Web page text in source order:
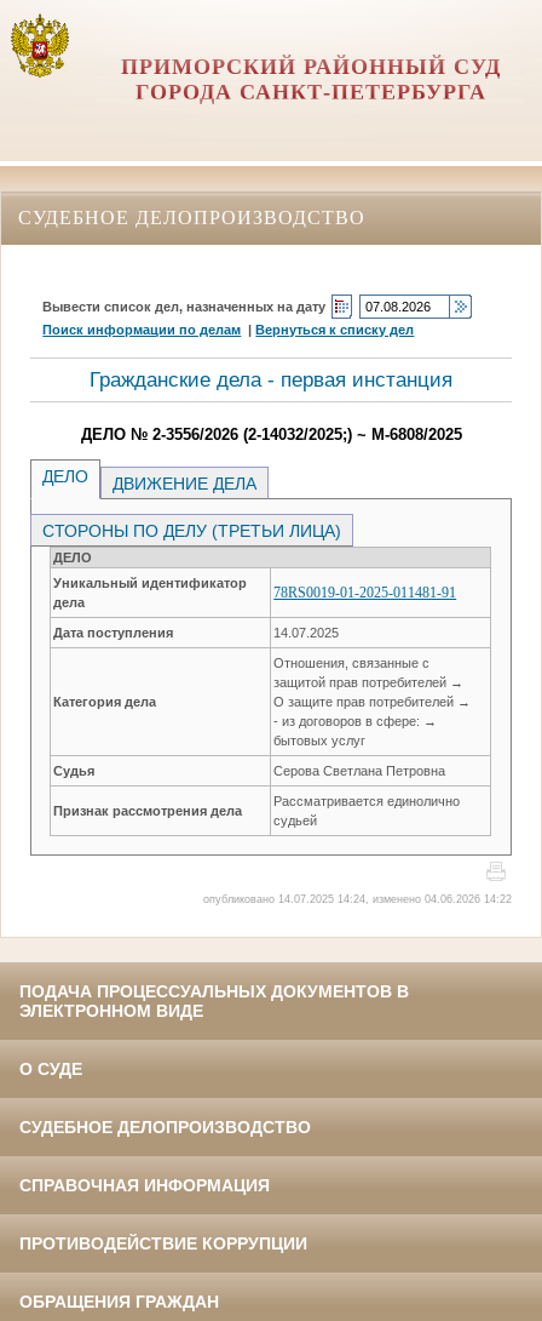
ПРИМОРСКИЙ РАЙОННЫЙ СУД
ГОРОДА САНКТ-ПЕТЕРБУРГА
СУДЕБНОЕ ДЕЛОПРОИЗВОДСТВО
Вывести список дел, назначенных на дату
Поиск информации по делам |Вернуться к списку дел
Гражданские дела - первая инстанция
ДЕЛО № 2-3556/2026 (2-14032/2025;) ~ М-6808/2025
ДЕЛО ДВИЖЕНИЕ ДЕЛА
СТОРОНЫ ПО ДЕЛУ (ТРЕТЬИ ЛИЦА)
ДЕЛО
Уникальный идентификатор
дела
78RS0019-01-2025-011481-91
Дата поступления 14.07.2025
Категория дела
Отношения, связанные с
защитой прав потребителей →
О защите прав потребителей →
- из договоров в сфере: →
бытовых услуг
Судья Серова Светлана Петровна
Признак рассмотрения дела
Рассматривается единолично
судьей
опубликовано 14.07.2025 14:24, изменено 04.06.2026 14:22
ПОДАЧА ПРОЦЕССУАЛЬНЫХ ДОКУМЕНТОВ В
ЭЛЕКТРОННОМ ВИДЕ
О СУДЕ
СУДЕБНОЕ ДЕЛОПРОИЗВОДСТВО
СПРАВОЧНАЯ ИНФОРМАЦИЯ
ПРОТИВОДЕЙСТВИЕ КОРРУПЦИИ
ОБРАЩЕНИЯ ГРАЖДАН